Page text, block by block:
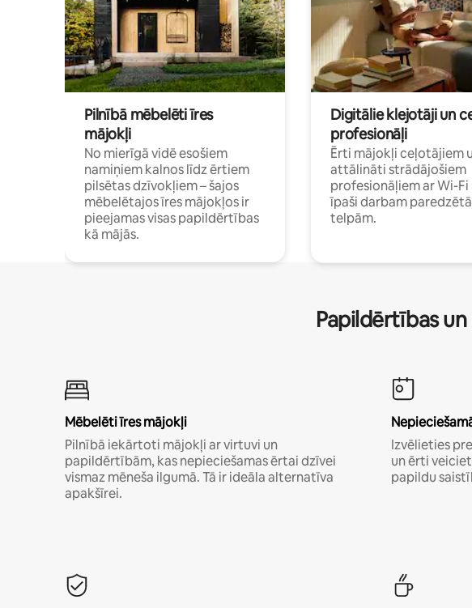
Pilnībā mēbelēti īres
mājokļi
No mierīgā vidē esošiem
namiņiem kalnos līdz ērtiem
pilsētas dzīvokļiem – šajos
mēbelētajos īres mājokļos ir
pieejamas visas papildērtības
kā mājās.
Digitālie klejotāji un
profesionāļi
Ērti mājokļi ceļotājiem
attālināti strādājošiem
profesionāļiem ar Wi-Fi
īpaši darbam
telpām.
Papildērtības
Mēbelēti īres mājokļi
Pilnībā iekārtoti mājokļi ar virtuvi un
papildērtībām, kas nepieciešamas ērtai dzīvei
vismaz mēneša ilgumā. Tā ir ideāla alternatīva
apakšīrei.
Izvēlieties
un ērti
papildu